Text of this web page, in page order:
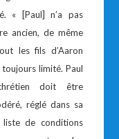
« [Paul] n’a pas
ancien, de même
les fils d’Aaron
limité. Paul
doit être
réglé dans sa
de conditions